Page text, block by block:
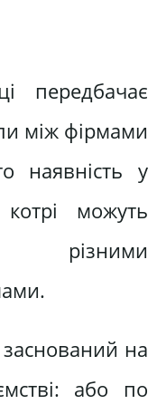
передбачає
між фірмами
наявність у
котрі можуть
різними
на
або по